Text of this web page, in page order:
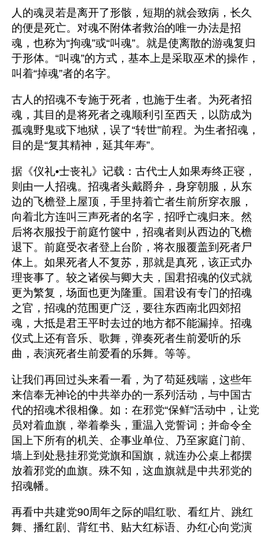
人的魂灵若是离开了形骸，短期的就会致病，长久
的便是死亡。对魂不附体者救治的唯一办法是招
魂，也称为“拘魂”或“叫魂”。就是使离散的游魂复归
于形体。“叫魂”的方式，基本上是采取巫术的操作，
叫着“掉魂”者的名字。
古人的招魂不专施于死者，也施于生者。为死者招
魂，其目的是将死者之魂顺利引至西天，以防成为
孤魂野鬼或下地狱，误了“转世”前程。为生者招魂，
目的是“复其精神，延其年寿”。
据《仪礼•士丧礼》记载：古代士人如果寿终正寝，
则由一人招魂。招魂者头戴爵弁，身穿朝服，从东
边的飞檐登上屋顶，手里持着亡者生前所穿衣服，
向着北方连叫三声死者的名字，招呼亡魂归来。然
后将衣服投于前庭竹箧中，招魂者则从西边的飞檐
退下。前庭受衣者登上台阶，将衣服覆盖到死者尸
体上。如果死者人不复苏，那就是真死，该正式办
理丧事了。较之诸侯与卿大夫，国君招魂的仪式就
更为繁复，场面也更为隆重。国君设有专门的招魂
之官，招魂的范围更广泛，要往东西南北四郊招
魂，大抵是君王平时去过的地方都不能漏掉。招魂
仪式上还有音乐、歌舞，弹奏死者生前爱听的乐
曲，表演死者生前爱看的乐舞。等等。
让我们再回过头来看一看，为了苟延残喘，这些年
来信奉无神论的中共举办的一系列活动，与中国古
代的招魂术很相像。如：在邪党“保鲜”活动中，让党
员对着血旗，举着拳头，重温入党誓词；并命令全
国上下所有的机关、企事业单位、乃至家庭门前、
墙上到处悬挂邪党党旗和国旗，就连办公桌上都摆
放着邪党的血旗。殊不知，这血旗就是中共邪党的
招魂幡。
再看中共建党90周年之际的唱红歌、看红片、跳红
舞、播红剧、背红书、贴大红标语、办红心向党演